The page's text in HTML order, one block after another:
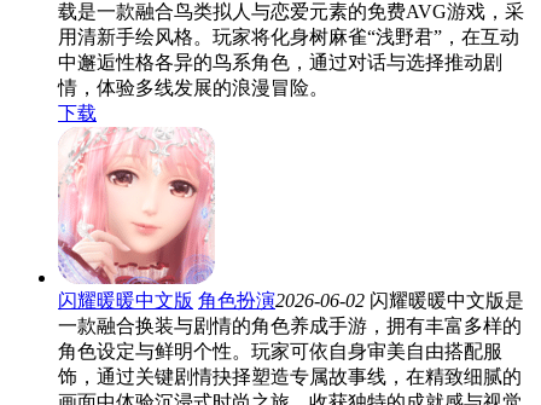
载是一款融合鸟类拟人与恋爱元素的免费AVG游戏，采
用清新手绘风格。玩家将化身树麻雀“浅野君”，在互动
中邂逅性格各异的鸟系角色，通过对话与选择推动剧
情，体验多线发展的浪漫冒险。
下载
闪耀暖暖中文版 角色扮演2026-06-02 闪耀暖暖中文版是
一款融合换装与剧情的角色养成手游，拥有丰富多样的
角色设定与鲜明个性。玩家可依自身审美自由搭配服
饰，通过关键剧情抉择塑造专属故事线，在精致细腻的